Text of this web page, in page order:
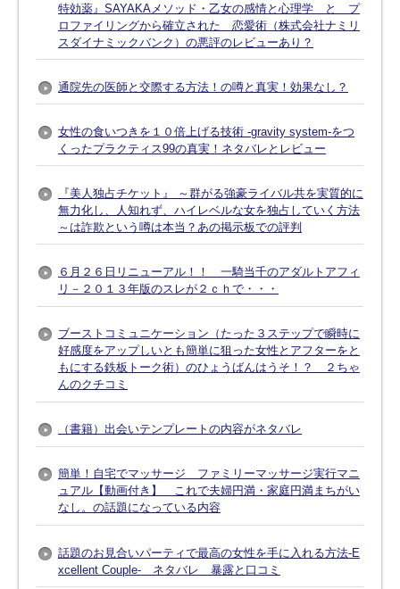
特効薬』SAYAKAメソッド・乙女の感情と心理学 と プ
ロファイリングから確立された 恋愛術（株式会社ナミリ
スダイナミックバンク）の悪評のレビューあり？
通院先の医師と交際する方法！の噂と真実！効果なし？
女性の食いつきを１０倍上げる技術 -gravity system-をつ
くったプラクティス99の真実！ネタバレとレビュー
『美人独占チケット』 ～群がる強豪ライバル共を実質的に
無力化し、人知れず、ハイレベルな女を独占していく方法
～は詐欺という噂は本当？あの掲示板での評判
６月２６日リニューアル！！ 一騎当千のアダルトアフィ
リ－２０１３年版のスレが２ｃｈで・・・
ブーストコミュニケーション（たった３ステップで瞬時に
好感度をアップしいとも簡単に狙った女性とアフターをと
もにする鉄板トーク術）のひょうばんはうそ！？ ２ちゃ
んのクチコミ
（書籍）出会いテンプレートの内容がネタバレ
簡単！自宅でマッサージ ファミリーマッサージ実行マニ
ュアル【動画付き】 これで夫婦円満・家庭円満まちがい
なし。の話題になっている内容
話題のお見合いパーティで最高の女性を手に入れる方法-E
xcellent Couple- ネタバレ 暴露と口コミ